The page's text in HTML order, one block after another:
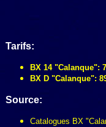
Tarifs:
BX 14 "Calanque":
BX D "Calanque":
Source:
Catalogues BX